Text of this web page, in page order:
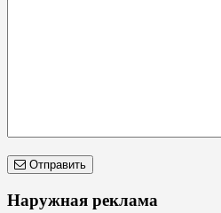
Отправить
Наружная реклама